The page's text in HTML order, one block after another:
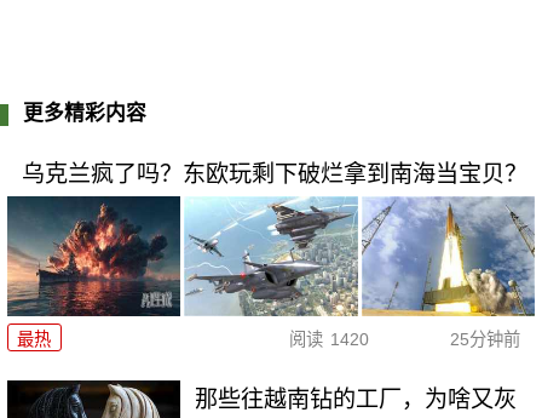
更多精彩内容
乌克兰疯了吗？东欧玩剩下破烂拿到南海当宝贝？
最热 阅读 1420 25分钟前
那些往越南钻的工厂，为啥又灰